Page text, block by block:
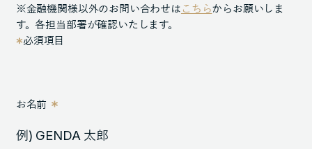
105-7306
東京都港区東新橋1-9-1 東京汐留ビルディング6階
NOTE (GENDA_JP)
※金融機関様以外のお問い合わせは こちらからお願いしま
す。各担当部署が確認いたします。
必須項目
お名前